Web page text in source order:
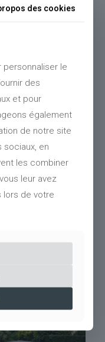
Granulats
des cookies
le
des
et pour
également
de notre site
sociaux, en
les combiner
leur avez
lors de votre